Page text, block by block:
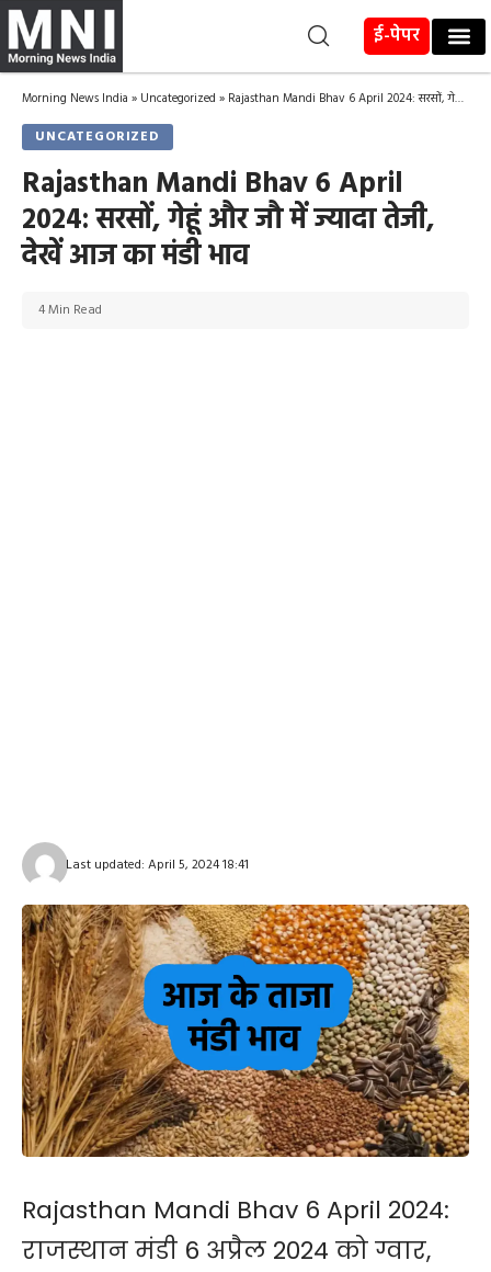
ई-पेपर
Morning News India » Uncategorized » Rajasthan Mandi Bhav 6 April 2024: सरसों, गेहूं और जौ में ज्यादा तेजी, देखें आज का मंडी भाव
UNCATEGORIZED
Rajasthan Mandi Bhav 6 April
2024: सरसों, गेहूं और जौ में ज्यादा तेजी,
देखें आज का मंडी भाव
Last updated: April 5, 2024 18:41
4 Min Read
Rajasthan Mandi Bhav 6 April 2024:
राजस्थान मंडी 6 अप्रैल 2024 को ग्वार,